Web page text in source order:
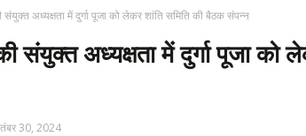
अध्यक्षता में दुर्गा पूजा को लेकर शांति समिति की बैठक संपन्न
संयुक्त अध्यक्षता में दुर्गा पूजा को
30, 2024